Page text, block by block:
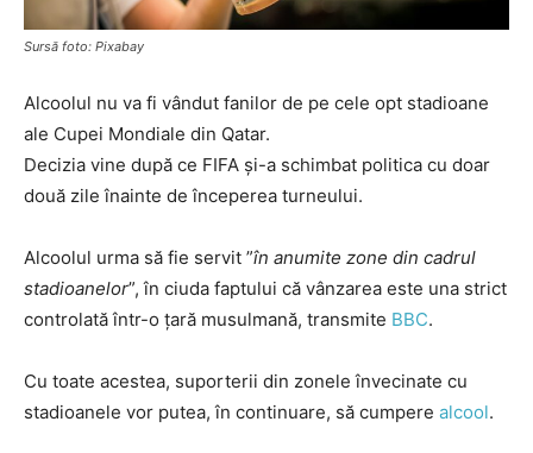
Sursă foto: Pixabay
Alcoolul nu va fi vândut fanilor de pe cele opt stadioane
ale Cupei Mondiale din Qatar.
Decizia vine după ce FIFA și-a schimbat politica cu doar
două zile înainte de începerea turneului.
Alcoolul urma să fie servit ”în anumite zone din cadrul
stadioanelor”, în ciuda faptului că vânzarea este una strict
controlată într-o țară musulmană, transmite BBC.
Cu toate acestea, suporterii din zonele învecinate cu
stadioanele vor putea, în continuare, să cumpere alcool.